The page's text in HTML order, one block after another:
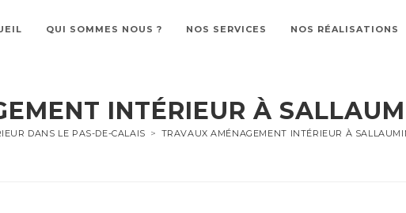
QUI SOMMES NOUS ? NOS SERVICES NOS RÉALISATIONS
INTÉRIEUR À
DANS LE PAS-DE-CALAIS > TRAVAUX AMÉNAGEMENT INTÉRIEUR À